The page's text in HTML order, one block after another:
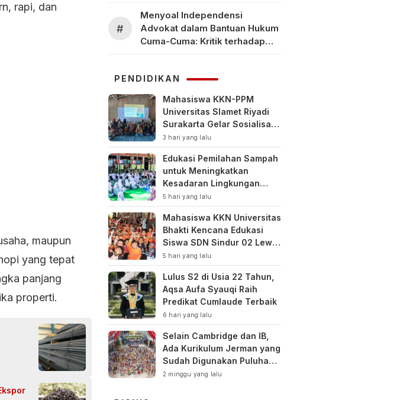
rapi, dan
maupun
yang tepat
panjang
properti.
#
Menyoal Independensi
Advokat dalam Bantuan Hukum
Cuma-Cuma: Kritik terhadap
PENDIDIKAN
Mahasiswa KKN-PPM
Universitas Slamet Riyadi
Surakarta Gelar Sosialisasi
Pengelolaan Keuangan
Keluarga
3 hari yang lalu
Edukasi Pemilahan Sampah
untuk Meningkatkan
Kesadaran Lingkungan
Sejak Dini di SDN Pacul 1
dan TK Kartini
5 hari yang lalu
Mahasiswa KKN Universitas
Bhakti Kencana Edukasi
Siswa SDN Sindur 02 Lewat
Program SIGERCEP
5 hari yang lalu
Lulus S2 di Usia 22 Tahun,
Aqsa Aufa Syauqi Raih
Predikat Cumlaude Terbaik
6 hari yang lalu
Selain Cambridge dan IB,
Ada Kurikulum Jerman yang
Sudah Digunakan Puluhan
Tahun di Indonesia
2 minggu yang lalu